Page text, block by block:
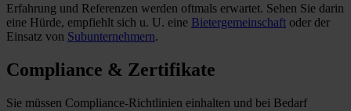
Erfahrung und Referenzen werden oftmals erwartet. Sehen Sie darin
eine Hürde, empfiehlt sich u. U. eine Bietergemeinschaft oder der
Einsatz von Subunternehmern.
Compliance & Zertifikate
Sie müssen Compliance-Richtlinien einhalten und bei Bedarf